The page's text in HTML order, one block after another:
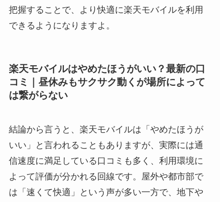
把握することで、より快適に楽天モバイルを利用
できるようになりますよ。
楽天モバイルはやめたほうがいい？最新の口
コミ｜昼休みもサクサク動くが場所によって
は繋がらない
結論から言うと、楽天モバイルは「やめたほうが
いい」と言われることもありますが、実際には通
信速度に満足している口コミも多く、利用環境に
よって評価が分かれる回線です。屋外や都市部で
は「速くて快適」という声が多い一方で、地下や